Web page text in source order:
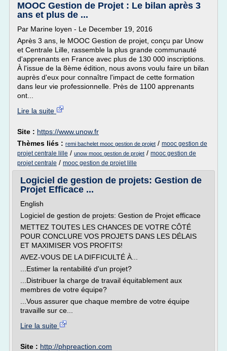
MOOC Gestion de Projet : Le bilan après 3
ans et plus de ...
Par Marine loyen - Le December 19, 2016
Après 3 ans, le MOOC Gestion de projet, conçu par Unow
et Centrale Lille, rassemble la plus grande communauté
d'apprenants en France avec plus de 130 000 inscriptions.
À l'issue de la 8ème édition, nous avons voulu faire un bilan
auprès d'eux pour connaître l'impact de cette formation
dans leur vie professionnelle. Près de 1100 apprenants
ont...
Lire la suite
Site : https://www.unow.fr
Thèmes liés : remi bachelet mooc gestion de projet / mooc gestion de
projet centrale lille / unow mooc gestion de projet / mooc gestion de
projet centrale / mooc gestion de projet lille
Logiciel de gestion de projets: Gestion de
Projet Efficace ...
English
Logiciel de gestion de projets: Gestion de Projet efficace
METTEZ TOUTES LES CHANCES DE VOTRE CÔTÉ
POUR CONCLURE VOS PROJETS DANS LES DÉLAIS
ET MAXIMISER VOS PROFITS!
AVEZ-VOUS DE LA DIFFICULTÉ À...
...Estimer la rentabilité d'un projet?
...Distribuer la charge de travail équitablement aux
membres de votre équipe?
...Vous assurer que chaque membre de votre équipe
travaille sur ce...
Lire la suite
Site : http://phpreaction.com